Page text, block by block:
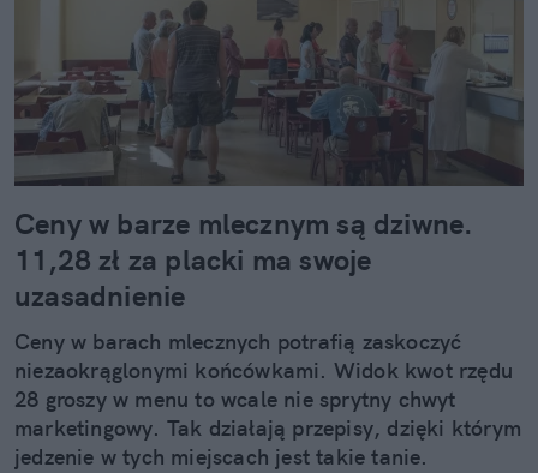
Ceny w barze mlecznym są dziwne.
11,28 zł za placki ma swoje
uzasadnienie
Ceny w barach mlecznych potrafią zaskoczyć
niezaokrąglonymi końcówkami. Widok kwot rzędu
28 groszy w menu to wcale nie sprytny chwyt
marketingowy. Tak działają przepisy, dzięki którym
jedzenie w tych miejscach jest takie tanie.